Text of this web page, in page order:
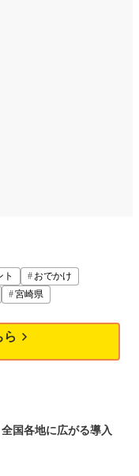
ト
おでかけ
宮崎県
ら
国各地に広がる導入